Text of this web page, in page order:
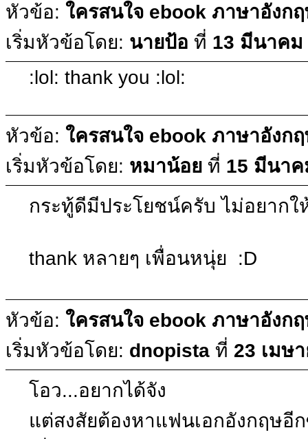
หัวข้อ: ใครสนใจ ebook ภาษาอังก
เริ่มหัวข้อโดย: นายป้อ ที่ 13 มีนาคม
:lol: thank you :lol:
หัวข้อ: ใครสนใจ ebook ภาษาอังก
เริ่มหัวข้อโดย: หมาน้อย ที่ 15 มีนาค
กระทู้ดีมีประโยชน์ครับ ไม่อยากใ
thank หลายๆ เพื่อนหนุ่ย :D
หัวข้อ: ใครสนใจ ebook ภาษาอังก
เริ่มหัวข้อโดย: dnopista ที่ 23 เมษ
โอว...อยากได้จัง
แต่สงสัยต้องหาแฟนเอกอังกฤษอี